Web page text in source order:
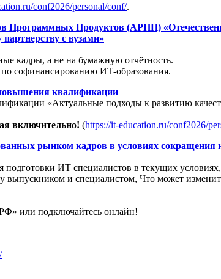
conf2026/personal/conf/.
Программных Продуктов (АРПП)
с вузами»
кадры, а не на бумажную отчётность.
софинансированию ИТ-образования.
квалификации
«Актуальные подходы к развитию
включительно! (https://it-education.ru/conf2026/
рынком кадров в условиях сокращения
подготовки ИТ специалистов в текущих
и специалистом, Что может
или подключайтесь онлайн!